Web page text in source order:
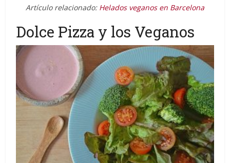
Artículo relacionado: Helados veganos en Barcelona
Dolce Pizza y los Veganos